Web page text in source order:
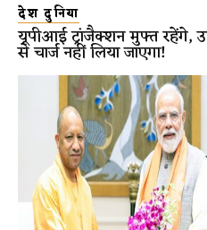
देश दुनिया
यूपीआई ट्रांजैक्शन मुफ्त रहेंगे,
से चार्ज नहीं लिया जाएगा!